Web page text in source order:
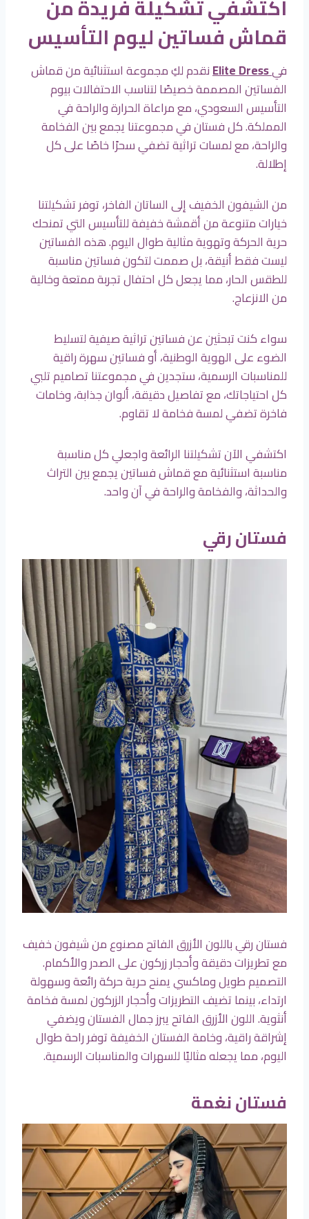
اكتشفي تشكيلة فريدة من
قماش فساتين ليوم التأسيس
فيElite Dressنقدم لكِ مجموعة استثنائية من قماش
الفساتين المصممة خصيصًا لتناسب الاحتفالات بيوم
التأسيس السعودي، مع مراعاة الحرارة والراحة في
المملكة. كل فستان في مجموعتنا يجمع بين الفخامة
والراحة، مع لمسات تراثية تضفي سحرًا خاصًا على كل
إطلالة.
من الشيفون الخفيف إلى الساتان الفاخر، توفر تشكيلتنا
خيارات متنوعة من أقمشة خفيفة للتأسيس التي تمنحك
حرية الحركة وتهوية مثالية طوال اليوم. هذه الفساتين
ليست فقط أنيقة، بل صممت لتكون فساتين مناسبة
للطقس الحار، مما يجعل كل احتفال تجربة ممتعة وخالية
من الانزعاج.
سواء كنت تبحثين عن فساتين تراثية صيفية لتسليط
الضوء على الهوية الوطنية، أو فساتين سهرة راقية
للمناسبات الرسمية، ستجدين في مجموعتنا تصاميم تلبي
كل احتياجاتك، مع تفاصيل دقيقة، ألوان جذابة، وخامات
فاخرة تضفي لمسة فخامة لا تقاوم.
اكتشفي الآن تشكيلتنا الرائعة واجعلي كل مناسبة
مناسبة استثنائية مع قماش فساتين يجمع بين التراث
والحداثة، والفخامة والراحة في آن واحد.
فستان رقي
فستان رقي باللون الأزرق الفاتح مصنوع من شيفون خفيف
مع تطريزات دقيقة وأحجار زركون على الصدر والأكمام.
التصميم طويل وماكسي يمنح حرية حركة رائعة وسهولة
ارتداء، بينما تضيف التطريزات وأحجار الزركون لمسة فخامة
أنثوية. اللون الأزرق الفاتح يبرز جمال الفستان ويضفي
إشراقة راقية، وخامة الفستان الخفيفة توفر راحة طوال
اليوم، مما يجعله مثاليًا للسهرات والمناسبات الرسمية.
فستان نغمة